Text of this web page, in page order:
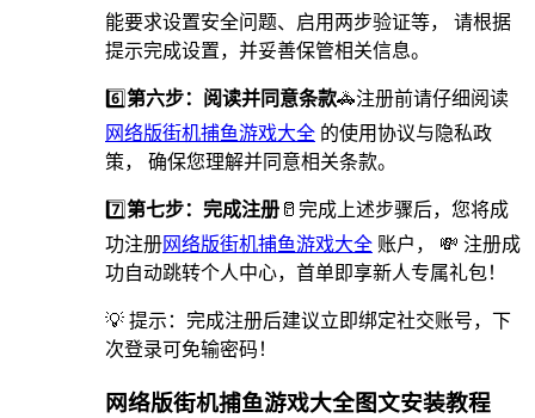
能要求设置安全问题、启用两步验证等， 请根据
提示完成设置，并妥善保管相关信息。
6️⃣第六步：阅读并同意条款🚓注册前请仔细阅读
网络版街机捕鱼游戏大全 的使用协议与隐私政
策， 确保您理解并同意相关条款。
7️⃣第七步：完成注册 🥛完成上述步骤后，您将成
功注册网络版街机捕鱼游戏大全 账户， 💸 注册成
功自动跳转个人中心，首单即享新人专属礼包！
💡 提示：完成注册后建议立即绑定社交账号，下
次登录可免输密码！
网络版街机捕鱼游戏大全图文安装教程